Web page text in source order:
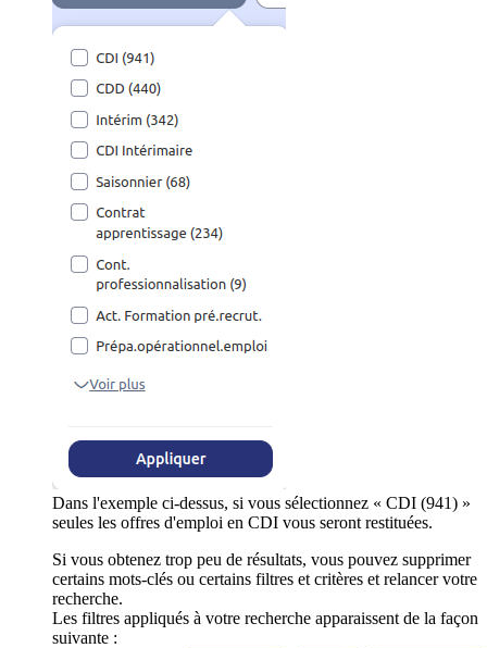
Dans l'exemple ci-dessus, si vous sélectionnez « CDI (941) »
seules les offres d'emploi en CDI vous seront restituées.
Si vous obtenez trop peu de résultats, vous pouvez supprimer
certains mots-clés ou certains filtres et critères et relancer votre
recherche.
Les filtres appliqués à votre recherche apparaissent de la façon
suivante :